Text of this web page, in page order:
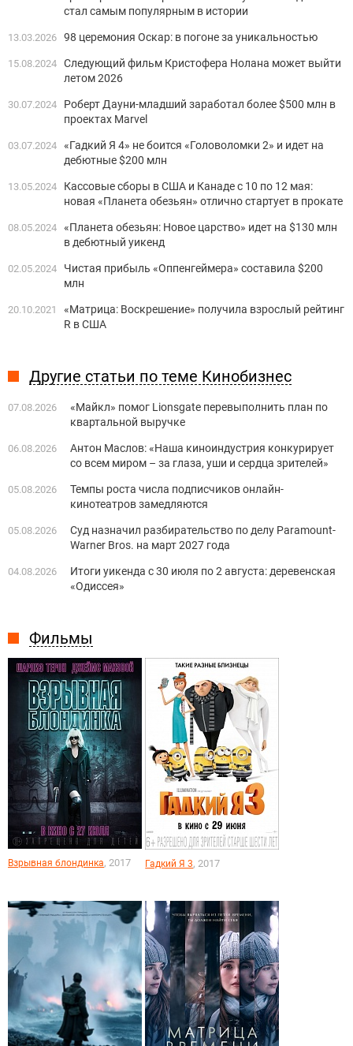
Фильмы
Взрывная блондинка, 2017 Гадкий Я 3, 2017
стал самым популярным в истории
13.03.2026 98 церемония Оскар: в погоне за уникальностью
15.08.2024 Следующий фильм Кристофера Нолана может выйти
летом 2026
30.07.2024
Роберт Дауни-младший заработал более $500 млн в
проектах Marvel
03.07.2024 «Гадкий Я 4» не боится «Головоломки 2» и идет на
дебютные $200 млн
13.05.2024
Кассовые сборы в США и Канаде с 10 по 12 мая:
новая «Планета обезьян» отлично стартует в прокате
08.05.2024 «Планета обезьян: Новое царство» идет на $130 млн
в дебютный уикенд
02.05.2024
Чистая прибыль «Оппенгеймера» составила $200
млн
20.10.2021
«Матрица: Воскрешение» получила взрослый рейтинг
R в США
Другие статьи по теме Кинобизнес
07.08.2026
«Майкл» помог Lionsgate перевыполнить план по
квартальной выручке
06.08.2026
Антон Маслов: «Наша киноиндустрия конкурирует
со всем миром – за глаза, уши и сердца зрителей»
05.08.2026
Темпы роста числа подписчиков онлайн-
кинотеатров замедляются
05.08.2026
Суд назначил разбирательство по делу Paramount-
Warner Bros. на март 2027 года
04.08.2026
Итоги уикенда с 30 июля по 2 августа: деревенская
«Одиссея»